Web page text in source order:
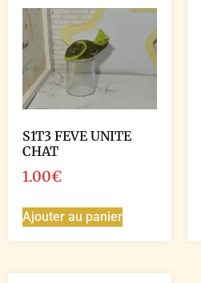
S1T3 FEVE UNITE
CHAT
1.00€
Ajouter au panier